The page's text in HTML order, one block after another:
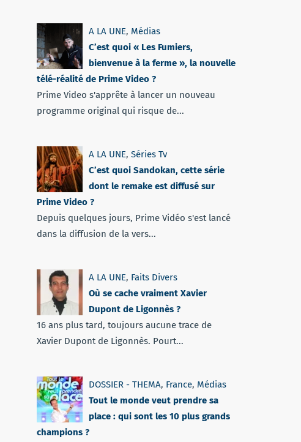
A LA UNE, Médias
C’est quoi « Les Fumiers,
bienvenue à la ferme », la nouvelle
télé-réalité de Prime Video ?
Prime Video s'apprête à lancer un nouveau
programme original qui risque de...
A LA UNE, Séries Tv
C’est quoi Sandokan, cette série
dont le remake est diffusé sur
Prime Video ?
Depuis quelques jours, Prime Vidéo s'est lancé
dans la diffusion de la vers...
A LA UNE, Faits Divers
Où se cache vraiment Xavier
Dupont de Ligonnès ?
16 ans plus tard, toujours aucune trace de
Xavier Dupont de Ligonnès. Pourt...
DOSSIER - THEMA, France, Médias
Tout le monde veut prendre sa
place : qui sont les 10 plus grands
champions ?